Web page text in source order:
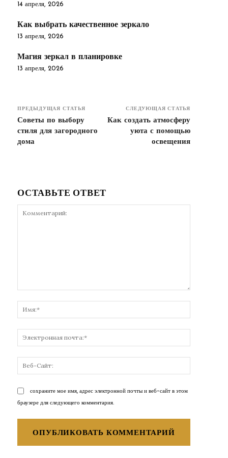
14 апреля, 2026
Как выбрать качественное зеркало
13 апреля, 2026
Магия зеркал в планировке
13 апреля, 2026
ПРЕДЫДУЩАЯ СТАТЬЯ
Советы по выбору
стиля для загородного
дома
СЛЕДУЮЩАЯ СТАТЬЯ
Как создать атмосферу
уюта с помощью
освещения
ОСТАВЬТЕ ОТВЕТ
почта:*
Сайт:
сохраните мое имя, адрес электронной почты и веб-сайт в этом
браузере для следующего комментария.